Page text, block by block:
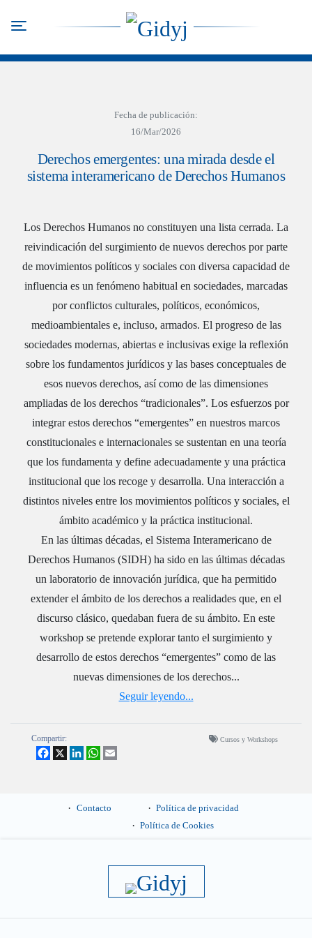
principal
Fecha de publicación:
16/Mar/2026
Derechos emergentes: una mirada desde el
sistema interamericano de Derechos Humanos
Los Derechos Humanos no constituyen una lista cerrada. La
reivindicación del surgimiento de nuevos derechos por parte
de movimientos políticos y sociales con diversa capacidad de
influencia es un fenómeno habitual en sociedades, marcadas
por conflictos culturales, políticos, económicos,
medioambientales e, incluso, armados. El progreso de las
sociedades modernas, abiertas e inclusivas exige la reflexión
sobre los fundamentos jurídicos y las bases conceptuales de
esos nuevos derechos, así como de las dimensiones
ampliadas de los derechos “tradicionales”. Los esfuerzos por
integrar estos derechos “emergentes” en nuestros marcos
constitucionales e internacionales se sustentan en una teoría
que los fundamenta y define adecuadamente y una práctica
institucional que los recoge y desarrolla. Una interacción a
distintos niveles entre los movimientos políticos y sociales, el
ámbito académico y la práctica institucional.
En las últimas décadas, el Sistema Interamericano de
Derechos Humanos (SIDH) ha sido en las últimas décadas
un laboratorio de innovación jurídica, que ha permitido
extender el ámbito de los derechos a realidades que, en el
discurso clásico, quedaban fuera de su ámbito. En este
workshop se pretende explorar tanto el surgimiento y
desarrollo de estos derechos “emergentes” como de las
nuevas dimensiones de los derechos...
Seguir leyendo...
Compartir:
Facebook
X LinkedInWhatsApp
Cursos y Workshops
Contacto
Política de privacidad
Política de Cookies